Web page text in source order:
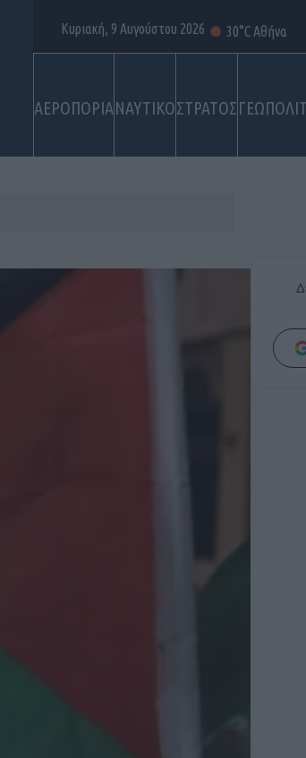
ΑΕΡΟΠΟΡΙΑΝΑΥΤΙΚΟΣΤΡΑΤΟΣ
Κυριακή, 9 Αυγούστου 2026 30°C Αθήνα